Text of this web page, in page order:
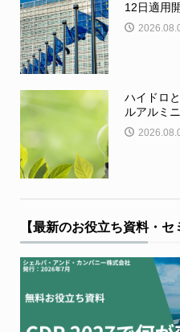
12日適用
ハイドロ
ルアルミニ
【最新のお役立ち資料・セ